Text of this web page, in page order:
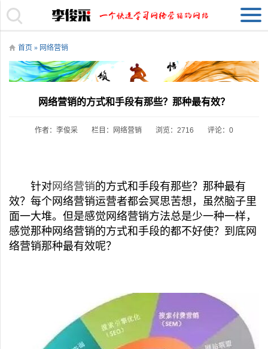
首页 » 网络营销
网络营销的方式和手段有那些？那种最有效？
作者：李俊采 栏目： 网络营销 浏览：2716 评论：0
针对网络营销的方式和手段有那些？那种最有
效？每个网络营销运营者都会冥思苦想，虽然脑子里
面一大堆。但是感觉网络营销方法总是少一种一样，
感觉那种网络营销的方式和手段的都不好使？到底网
络营销那种最有效呢？